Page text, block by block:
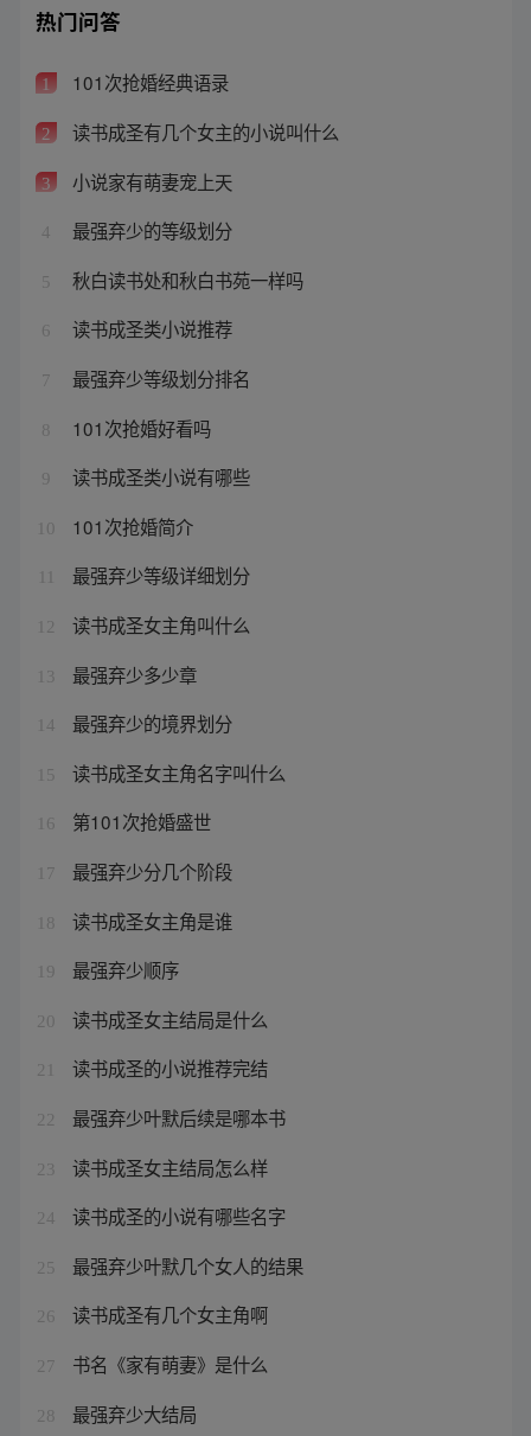
热门问答
1 101次抢婚经典语录
2 读书成圣有几个女主的小说叫什么
3 小说家有萌妻宠上天
4 最强弃少的等级划分
5 秋白读书处和秋白书苑一样吗
6 读书成圣类小说推荐
7 最强弃少等级划分排名
8 101次抢婚好看吗
9 读书成圣类小说有哪些
10 101次抢婚简介
最强弃少等级详细划分
12 读书成圣女主角叫什么
13 最强弃少多少章
14 最强弃少的境界划分
15 读书成圣女主角名字叫什么
16 第101次抢婚盛世
17 最强弃少分几个阶段
18 读书成圣女主角是谁
19 最强弃少顺序
20 读书成圣女主结局是什么
21 读书成圣的小说推荐完结
22 最强弃少叶默后续是哪本书
23 读书成圣女主结局怎么样
24 读书成圣的小说有哪些名字
25 最强弃少叶默几个女人的结果
26 读书成圣有几个女主角啊
27 书名《家有萌妻》是什么
28 最强弃少大结局